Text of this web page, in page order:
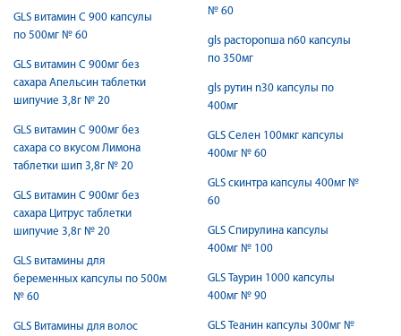
GLS витамин С 900 капсулы
по 500мг № 60
GLS витамин С 900мг без
сахара Апельсин таблетки
шипучие 3,8г № 20
GLS витамин С 900мг без
сахара со вкусом Лимона
таблетки шип 3,8г № 20
GLS витамин С 900мг без
сахара Цитрус таблетки
шипучие 3,8г № 20
GLS витамины для
беременных капсулы по 500м
№ 60
GLS Витамины для волос
№ 60
gls расторопша n60 капсулы
по 350мг
gls рутин n30 капсулы по
400мг
GLS Селен 100мкг капсулы
400мг № 60
GLS скинтра капсулы 400мг №
60
GLS Спирулина капсулы
400мг № 100
GLS Таурин 1000 капсулы
400мг № 90
GLS Теанин капсулы 300мг №